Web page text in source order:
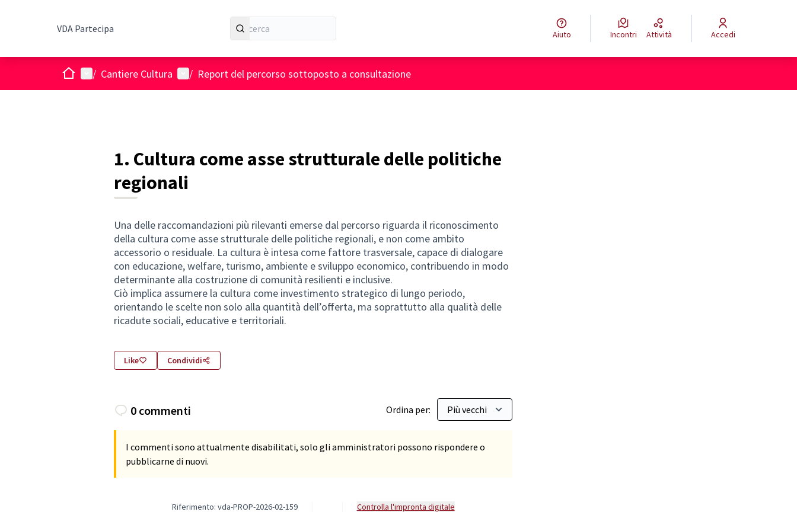
VDA Partecipa Aiuto Incontri Attività Accedi
HomeMenù principale
/ Cantiere Cultura Menù utente
/ Report del percorso sottoposto a consultazione
1. Cultura come asse strutturale delle politiche
regionali
Una delle raccomandazioni più rilevanti emerse dal percorso riguarda il riconoscimento
della cultura come asse strutturale delle politiche regionali, e non come ambito
accessorio o residuale. La cultura è intesa come fattore trasversale, capace di dialogare
con educazione, welfare, turismo, ambiente e sviluppo economico, contribuendo in modo
determinante alla costruzione di comunità resilienti e inclusive.
Ciò implica assumere la cultura come investimento strategico di lungo periodo,
orientando le scelte non solo alla quantità dell’offerta, ma soprattutto alla qualità delle
ricadute sociali, educative e territoriali.
Like Condividi
0 commenti Ordina per:
I commenti sono attualmente disabilitati, solo gli amministratori possono rispondere o
pubblicarne di nuovi.
Riferimento: vda-PROP-2026-02-159 Controlla l'impronta digitale